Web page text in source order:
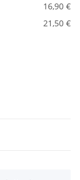
16,90 €
21,50 €